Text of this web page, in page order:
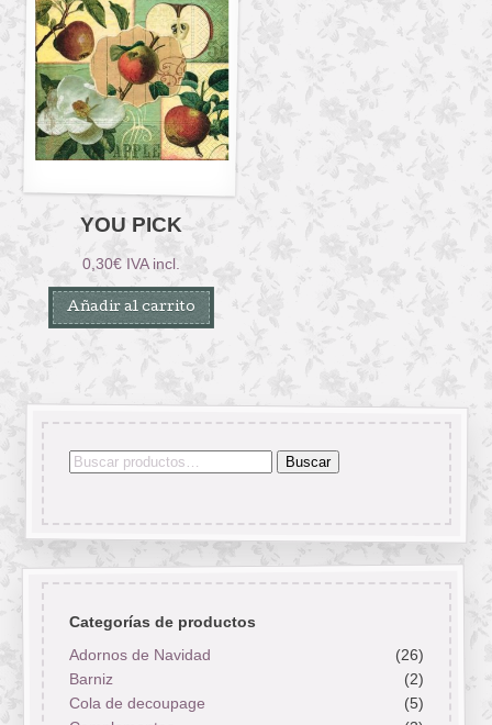
YOU PICK
0,30€ IVA incl.
Añadir al carrito
Buscar
Buscar
Categorías de productos
Adornos de Navidad
(26)
Barniz
(2)
Cola de decoupage
(5)